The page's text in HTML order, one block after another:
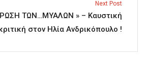
Next Post
ΤΩΝ…ΜΥΑΛΩΝ » – Καυστική
στον Ηλία Ανδρικόπουλο !